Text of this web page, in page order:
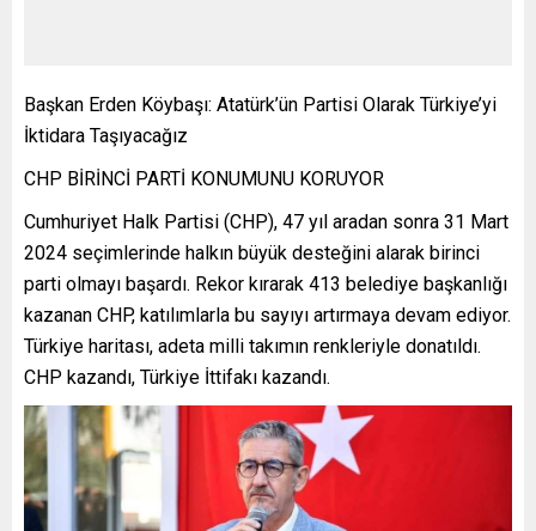
Başkan Erden Köybaşı: Atatürk’ün Partisi Olarak Türkiye’yi
İktidara Taşıyacağız
CHP BİRİNCİ PARTİ KONUMUNU KORUYOR
Cumhuriyet Halk Partisi (CHP), 47 yıl aradan sonra 31 Mart
2024 seçimlerinde halkın büyük desteğini alarak birinci
parti olmayı başardı. Rekor kırarak 413 belediye başkanlığı
kazanan CHP, katılımlarla bu sayıyı artırmaya devam ediyor.
Türkiye haritası, adeta milli takımın renkleriyle donatıldı.
CHP kazandı, Türkiye İttifakı kazandı.